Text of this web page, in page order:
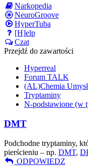
Narkopedia
NeuroGroove
HyperTuba
[H]elp
Czat
Przejdź do zawartości
Hyperreal
Forum TALK
(AL)Chemia
Tryptaminy
N-podstawione (w
DMT
Podchodne tryptaminy,
pierścieniu – np. DMT,
ODPOWIEDZ